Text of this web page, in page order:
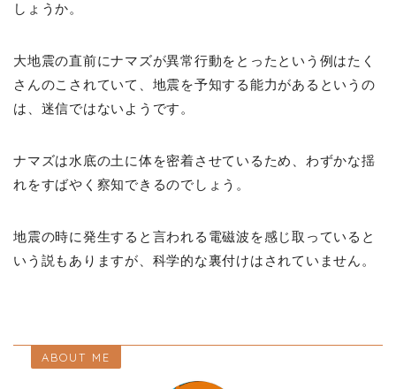
しょうか。
大地震の直前にナマズが異常行動をとったという例はたく
さんのこされていて、地震を予知する能力があるというの
は、迷信ではないようです。
ナマズは水底の土に体を密着させているため、わずかな揺
れをすばやく察知できるのでしょう。
地震の時に発生すると言われる電磁波を感じ取っていると
いう説もありますが、科学的な裏付けはされていません。
ABOUT ME